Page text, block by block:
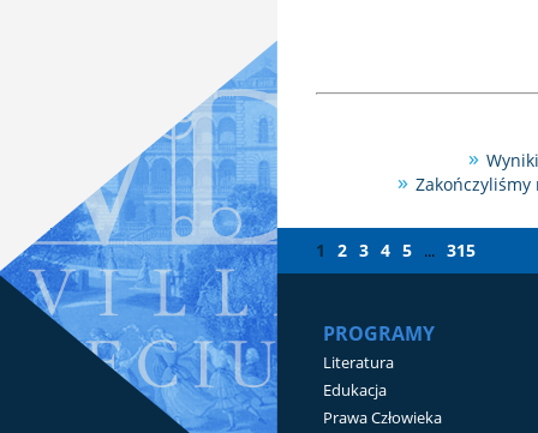
1 2 3 4 5 ... 315
PROGRAMY
Literatura
Edukacja
Prawa Człowieka